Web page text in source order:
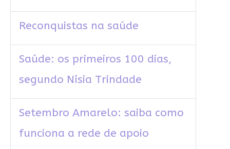
Reconquistas na saúde
Saúde: os primeiros 100 dias,
segundo Nísia Trindade
Setembro Amarelo: saiba como
funciona a rede de apoio